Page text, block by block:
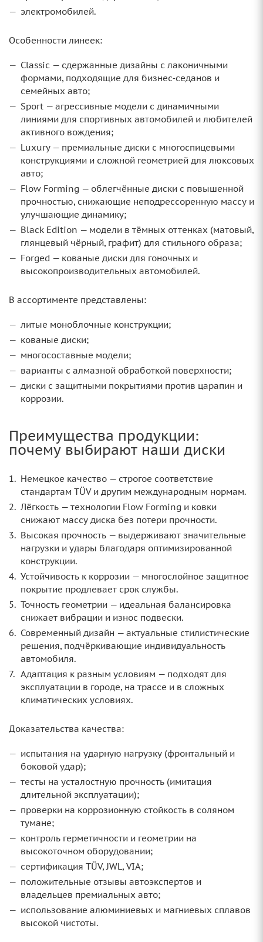
электромобилей.
Особенности линеек:
Classic — сдержанные дизайны с лаконичными
формами, подходящие для бизнес‑седанов и
семейных авто;
Sport — агрессивные модели с динамичными
линиями для спортивных автомобилей и любителей
активного вождения;
Luxury — премиальные диски с многоспицевыми
конструкциями и сложной геометрией для люксовых
авто;
Flow Forming — облегчённые диски с повышенной
прочностью, снижающие неподрессоренную массу и
улучшающие динамику;
Black Edition — модели в тёмных оттенках (матовый,
глянцевый чёрный, графит) для стильного образа;
Forged — кованые диски для гоночных и
высокопроизводительных автомобилей.
В ассортименте представлены:
литые моноблочные конструкции;
кованые диски;
многосоставные модели;
варианты с алмазной обработкой поверхности;
диски с защитными покрытиями против царапин и
коррозии.
Преимущества продукции:
почему выбирают наши диски
Немецкое качество — строгое соответствие
стандартам TÜV и другим международным нормам.
Лёгкость — технологии Flow Forming и ковки
снижают массу диска без потери прочности.
Высокая прочность — выдерживают значительные
нагрузки и удары благодаря оптимизированной
конструкции.
Устойчивость к коррозии — многослойное защитное
покрытие продлевает срок службы.
Точность геометрии — идеальная балансировка
снижает вибрации и износ подвески.
Современный дизайн — актуальные стилистические
решения, подчёркивающие индивидуальность
автомобиля.
Адаптация к разным условиям — подходят для
эксплуатации в городе, на трассе и в сложных
климатических условиях.
Доказательства качества:
испытания на ударную нагрузку (фронтальный и
боковой удар);
тесты на усталостную прочность (имитация
длительной эксплуатации);
проверки на коррозионную стойкость в соляном
тумане;
контроль герметичности и геометрии на
высокоточном оборудовании;
сертификация TÜV, JWL, VIA;
положительные отзывы автоэкспертов и
владельцев премиальных авто;
использование алюминиевых и магниевых сплавов
высокой чистоты.